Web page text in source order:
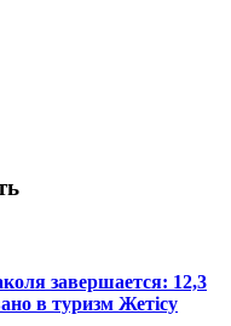
завершается: 12,3
в туризм Жетісу